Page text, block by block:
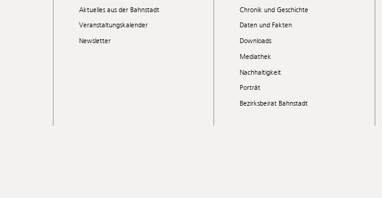
Aktuelles aus der Bahnstadt
Veranstaltungskalender
Newsletter
Chronik und Geschichte
Daten und Fakten
Downloads
Mediathek
Nachhaltigkeit
Porträt
Bezirksbeirat Bahnstadt